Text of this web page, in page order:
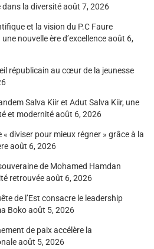
dans la diversitéaoût 7, 2026
et la vision du P.C Faure
nouvelle ère d’excellenceaoût 6,
républicain au cœur de la jeunesse
Salva Kiir et Adut Salva Kiir, une
et modernitéaoût 6, 2026
« diviser pour mieux régner » grâce à la
août 6, 2026
de Mohamed Hamdan
retrouvéeaoût 6, 2026
de l’Est consacre le leadership
Bokoaoût 5, 2026
de paix accélère la
août 5, 2026